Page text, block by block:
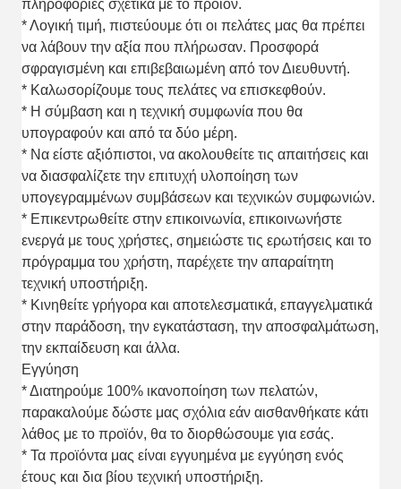
πληροφορίες σχετικά με το προϊόν.
* Λογική τιμή, πιστεύουμε ότι οι πελάτες μας θα πρέπει
να λάβουν την αξία που πλήρωσαν. Προσφορά
σφραγισμένη και επιβεβαιωμένη από τον Διευθυντή.
* Καλωσορίζουμε τους πελάτες να επισκεφθούν.
* Η σύμβαση και η τεχνική συμφωνία που θα
υπογραφούν και από τα δύο μέρη.
* Να είστε αξιόπιστοι, να ακολουθείτε τις απαιτήσεις και
να διασφαλίζετε την επιτυχή υλοποίηση των
υπογεγραμμένων συμβάσεων και τεχνικών συμφωνιών.
* Επικεντρωθείτε στην επικοινωνία, επικοινωνήστε
ενεργά με τους χρήστες, σημειώστε τις ερωτήσεις και το
πρόγραμμα του χρήστη, παρέχετε την απαραίτητη
τεχνική υποστήριξη.
* Κινηθείτε γρήγορα και αποτελεσματικά, επαγγελματικά
στην παράδοση, την εγκατάσταση, την αποσφαλμάτωση,
την εκπαίδευση και άλλα.
Εγγύηση
* Διατηρούμε 100% ικανοποίηση των πελατών,
παρακαλούμε δώστε μας σχόλια εάν αισθανθήκατε κάτι
λάθος με το προϊόν, θα το διορθώσουμε για εσάς.
* Τα προϊόντα μας είναι εγγυημένα με εγγύηση ενός
έτους και δια βίου τεχνική υποστήριξη.